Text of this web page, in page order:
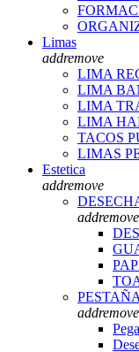
Limas
addremove
LIMA
LIMA
LIMA
LIMA
TACOS
LIMAS
Estetica
addremove
addremove
addremove